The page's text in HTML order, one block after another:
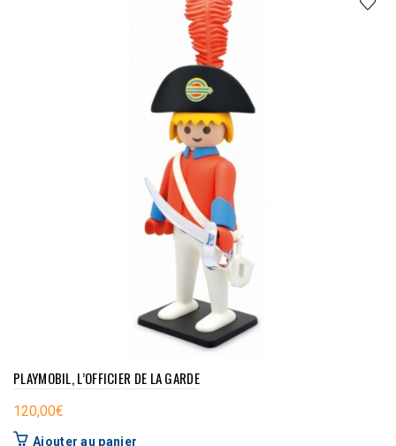
PLAYMOBIL, L’OFFICIER DE LA GARDE
120,00€
Ajouter au panier